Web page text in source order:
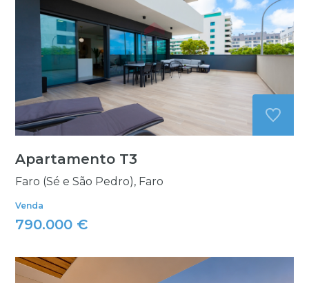
Apartamento T3
Faro (Sé e São Pedro), Faro
Venda
790.000 €